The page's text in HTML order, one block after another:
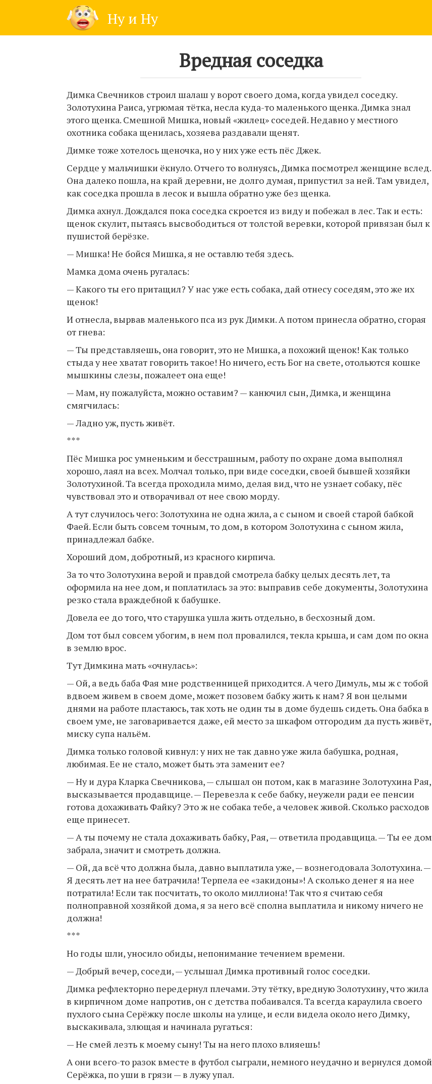
Ну и Ну
Вредная соседка
Димка Свечников строил шалаш у ворот своего дома, когда увидел соседку.
Золотухина Раиса, угрюмая тётка, несла куда-то маленького щенка. Димка знал
этого щенка. Смешной Мишка, новый «жилец» соседей. Недавно у местного
охотника собака щенилась, хозяева раздавали щенят.
Димке тоже хотелось щеночка, но у них уже есть пёс Джек.
Сердце у мальчишки ёкнуло. Отчего то волнуясь, Димка посмотрел женщине вслед.
Она далеко пошла, на край деревни, не долго думая, припустил за ней. Там увидел,
как соседка прошла в лесок и вышла обратно уже без щенка.
Димка ахнул. Дождался пока соседка скроется из виду и побежал в лес. Так и есть:
щенок скулит, пытаясь высвободиться от толстой веревки, которой привязан был к
пушистой берёзке.
— Мишка! Не бойся Мишка, я не оставлю тебя здесь.
Мамка дома очень ругалась:
— Какого ты его притащил? У нас уже есть собака, дай отнесу соседям, это же их
щенок!
И отнесла, вырвав маленького пса из рук Димки. А потом принесла обратно, сгорая
от гнева:
— Ты представляешь, она говорит, это не Мишка, а похожий щенок! Как только
стыда у нее хватат говорить такое! Но ничего, есть Бог на свете, отольются кошке
мышкины слезы, пожалеет она еще!
— Мам, ну пожалуйста, можно оставим? — канючил сын, Димка, и женщина
смягчилась:
— Ладно уж, пусть живёт.
***
Пёс Мишка рос умненьким и бесстрашным, работу по охране дома выполнял
хорошо, лаял на всех. Молчал только, при виде соседки, своей бывшей хозяйки
Золотухиной. Та всегда проходила мимо, делая вид, что не узнает собаку, пёс
чувствовал это и отворачивал от нее свою морду.
А тут случилось чего: Золотухина не одна жила, а с сыном и своей старой бабкой
Фаей. Если быть совсем точным, то дом, в котором Золотухина с сыном жила,
принадлежал бабке.
Хороший дом, добротный, из красного кирпича.
За то что Золотухина верой и правдой смотрела бабку целых десять лет, та
оформила на нее дом, и поплатилась за это: выправив себе документы, Золотухина
резко стала враждебной к бабушке.
Довела ее до того, что старушка ушла жить отдельно, в бесхозный дом.
Дом тот был совсем убогим, в нем пол провалился, текла крыша, и сам дом по окна
в землю врос.
Тут Димкина мать «очнулась»:
— Ой, а ведь баба Фая мне родственницей приходится. А чего Димуль, мы ж с тобой
вдвоем живем в своем доме, может позовем бабку жить к нам? Я вон целыми
днями на работе пластаюсь, так хоть не один ты в доме будешь сидеть. Она бабка в
своем уме, не заговаривается даже, ей место за шкафом отгородим да пусть живёт,
миску супа нальём.
Димка только головой кивнул: у них не так давно уже жила бабушка, родная,
любимая. Ее не стало, может быть эта заменит ее?
— Ну и дура Кларка Свечникова, — слышал он потом, как в магазине Золотухина Рая,
высказывается продавщице. — Перевезла к себе бабку, неужели ради ее пенсии
готова дохаживать Файку? Это ж не собака тебе, а человек живой. Сколько расходов
еще принесет.
— А ты почему не стала дохаживать бабку, Рая, — ответила продавщица. — Ты ее дом
забрала, значит и смотреть должна.
— Ой, да всё что должна была, давно выплатила уже, — вознегодовала Золотухина. —
Я десять лет на нее батрачила! Терпела ее «закидоны»! А сколько денег я на нее
потратила! Если так посчитать, то около миллиона! Так что я считаю себя
полноправной хозяйкой дома, я за него всё сполна выплатила и никому ничего не
должна!
***
Но годы шли, уносило обиды, непонимание течением времени.
— Добрый вечер, соседи, — услышал Димка противный голос соседки.
Димка рефлекторно передернул плечами. Эту тётку, вредную Золотухину, что жила
в кирпичном доме напротив, он с детства побаивался. Та всегда караулила своего
пухлого сына Серёжку после школы на улице, и если видела около него Димку,
выскакивала, злющая и начинала ругаться:
— Не смей лезть к моему сыну! Ты на него плохо влияешь!
А они всего-то разок вместе в футбол сыграли, немного неудачно и вернулся домой
Серёжка, по уши в грязи — в лужу упал.